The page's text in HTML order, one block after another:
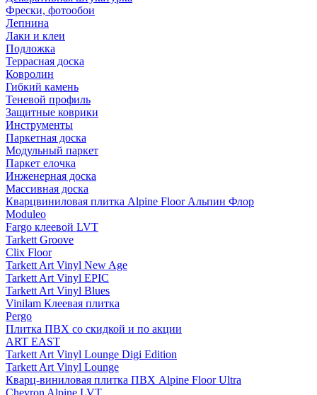
Фрески, фотообои
Лепнина
Лаки и клеи
Подложка
Террасная доска
Ковролин
Гибкий камень
Теневой профиль
Защитные коврики
Инструменты
Паркетная доска
Модульный паркет
Паркет елочка
Инженерная доска
Массивная доска
Кварцвиниловая плитка Alpine Floor Альпин Флор
Moduleo
Fargo клеевой LVT
Tarkett Groove
Clix Floor
Tarkett Art Vinyl New Age
Tarkett Art Vinyl EPIC
Tarkett Art Vinyl Blues
Vinilam Клеевая плитка
Pergo
Плитка ПВХ со скидкой и по акции
ART EAST
Tarkett Art Vinyl Lounge Digi Edition
Tarkett Art Vinyl Lounge
Кварц-виниловая плитка ПВХ Alpine Floor Ultra
Chevron Alpine LVT